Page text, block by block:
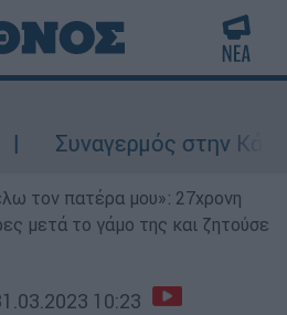
Συναγερμός στην
τον πατέρα μου»: 27χρονη
μετά το γάμο της και ζητούσε
10:23